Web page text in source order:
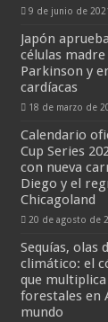
9 de junio de
Japón
células
Parkinson y
cardíacas
18 de marzo de
Calendario
Cup Series
con nueva
Diego y el
Chicagoland
20 de agosto de
Sequías, olas
climático: el
que
forestales en
mundo